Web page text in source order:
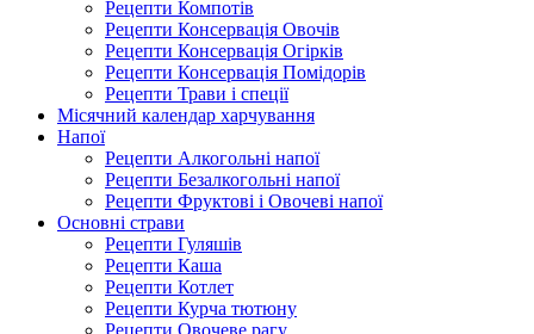
Рецепти Компотів
Рецепти Консервація Овочів
Рецепти Консервація Огірків
Рецепти Консервація Помідорів
Рецепти Трави і спеції
Місячний календар харчування
Напої
Рецепти Алкогольні напої
Рецепти Безалкогольні напої
Рецепти Фруктові і Овочеві напої
Основні страви
Рецепти Гуляшів
Рецепти Каша
Рецепти Котлет
Рецепти Курча тютюну
Рецепти Овочеве рагу